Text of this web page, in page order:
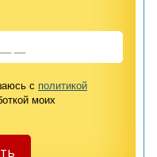
с политикой
моих